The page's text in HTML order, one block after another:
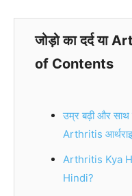
जोड़ो का दर्द या
of Contents
उम्र बढ़ी और साथ
Arthritis
Arthritis Kya
Hindi?